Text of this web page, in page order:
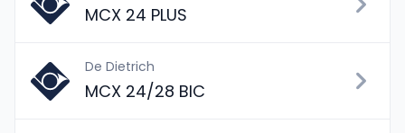
MCX 24 PLUS
De Dietrich
MCX 24/28 BIC